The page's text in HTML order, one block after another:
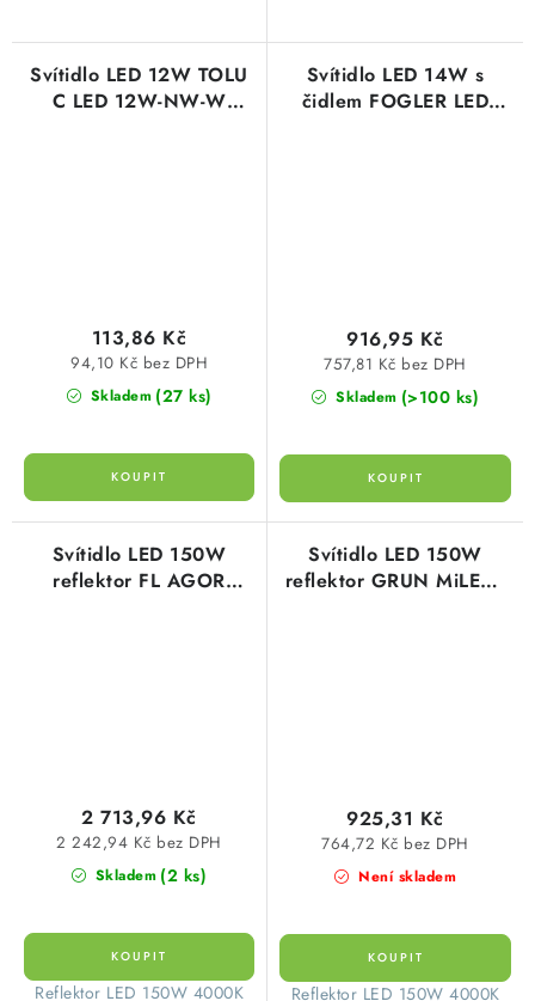
Svítidlo LED 12W TOLU
C LED 12W-NW-W
Skladem (27 ks)
94,10 Kč bez DPH
113,86 Kč
Svítidlo LED 14W s
čidlem FOGLER LED
Skladem (>100 ks)
757,81 Kč bez DPH
916,95 Kč
Svítidlo LED 150W
reflektor FL AGOR
Skladem (2 ks)
2 242,94 Kč bez DPH
2 713,96 Kč
​Reflektor LED 150W 4000K
Svítidlo LED 150W
reflektor GRUN MiLEDo
Není skladem
764,72 Kč bez DPH
925,31 Kč
​Reflektor LED 150W 4000K